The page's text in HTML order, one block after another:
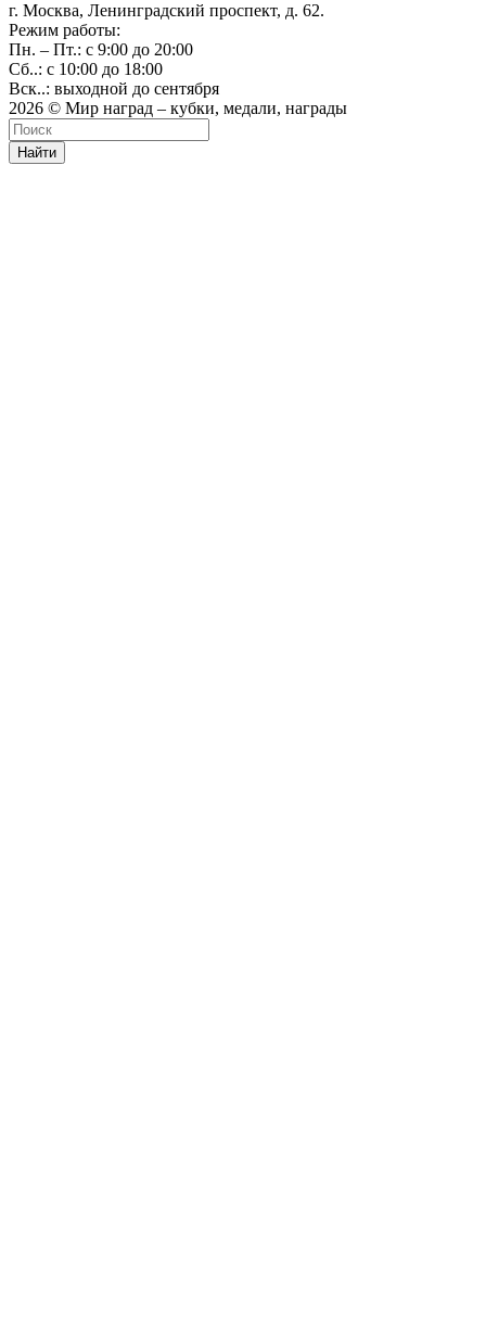
г. Москва, Ленинградский проспект, д. 62.
Режим работы:
Пн. – Пт.: с 9:00 до 20:00
Сб..: с 10:00 до 18:00
Вск..: выходной до сентября
2026 © Мир наград – кубки, медали, награды
Найти